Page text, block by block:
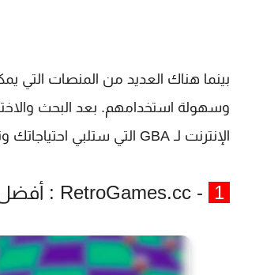
وسهولة استخدامهم. بعد البحث
الإنترنت لـ GBA التي ستلبي احتياجاتك وتوفر تجربة لعب ممتعة.
- RetroGames.cc : أفضل منصة ألعاب ريترو عبر الإنترنت